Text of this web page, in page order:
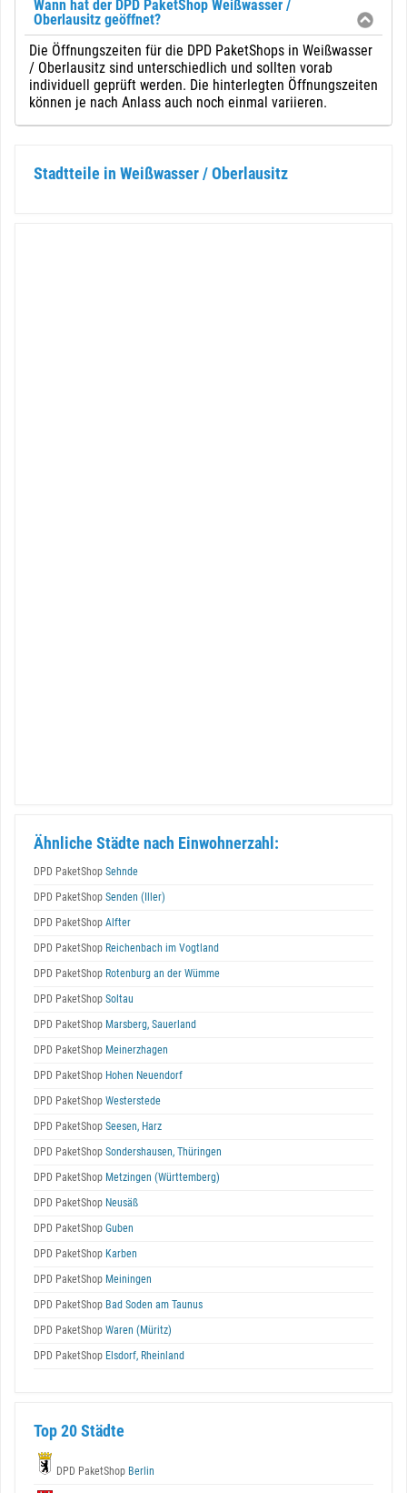
Wann hat der DPD PaketShop Weißwasser /
Oberlausitz geöffnet?
Die Öffnungszeiten für die DPD PaketShops in Weißwasser
/ Oberlausitz sind unterschiedlich und sollten vorab
individuell geprüft werden. Die hinterlegten Öffnungszeiten
können je nach Anlass auch noch einmal variieren.
Stadtteile in Weißwasser / Oberlausitz
Ähnliche Städte nach Einwohnerzahl:
DPD PaketShop Sehnde
DPD PaketShop Senden (Iller)
DPD PaketShop Alfter
DPD PaketShop Reichenbach im Vogtland
DPD PaketShop Rotenburg an der Wümme
DPD PaketShop Soltau
DPD PaketShop Marsberg, Sauerland
DPD PaketShop Meinerzhagen
DPD PaketShop Hohen Neuendorf
DPD PaketShop Westerstede
DPD PaketShop Seesen, Harz
DPD PaketShop Sondershausen, Thüringen
DPD PaketShop Metzingen (Württemberg)
DPD PaketShop Neusäß
DPD PaketShop Guben
DPD PaketShop Karben
DPD PaketShop Meiningen
DPD PaketShop Bad Soden am Taunus
DPD PaketShop Waren (Müritz)
DPD PaketShop Elsdorf, Rheinland
Top 20 Städte
DPD PaketShop Berlin